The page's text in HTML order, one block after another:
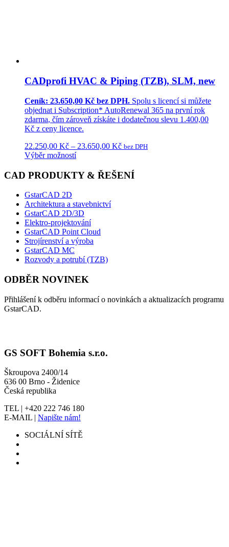
CADprofi HVAC & Piping (TZB), SLM, new
Ceník: 23.650,00 Kč bez DPH. Spolu s licencí si můžete
objednat i Subscription* AutoRenewal 365 na první rok
zdarma, čím zároveň získáte i dodatečnou slevu 1.400,00
Kč z ceny licence.
22.250,00 Kč – 23.650,00 Kč bez DPH
Výběr možností
CAD PRODUKTY & ŘEŠENÍ
GstarCAD 2D
Architektura a stavebnictví
GstarCAD 2D/3D
Elektro-projektování
GstarCAD Point Cloud
Strojírenství a výroba
GstarCAD MC
Rozvody a potrubí (TZB)
ODBĚR NOVINEK
Přihlášení k odběru informací o novinkách a aktualizacích programu
GstarCAD.
GS SOFT Bohemia s.r.o.
Škroupova 2400/14
636 00 Brno - Židenice
Česká republika
TEL | +420 222 746 180
E-MAIL | Napište nám!
SOCIÁLNÍ SÍTĚ